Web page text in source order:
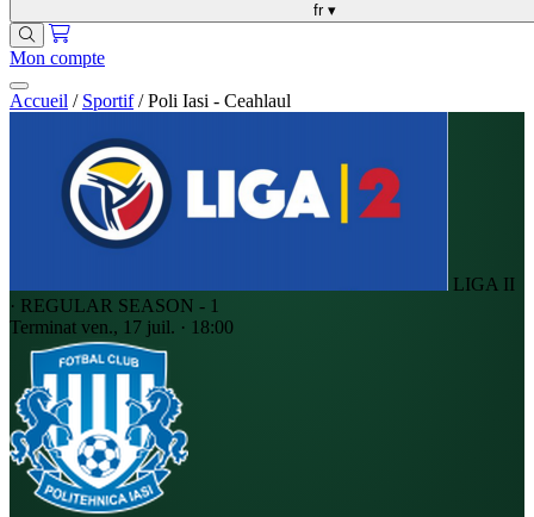
fr ▾
Mon compte
Accueil / Sportif / Poli Iasi - Ceahlaul
LIGA II
· REGULAR SEASON - 1
Terminat ven., 17 juil. · 18:00